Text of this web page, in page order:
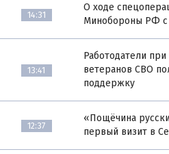
14:31
О ходе
Минобороны РФ с
13:41
Работодатели
ветеранов СВО
поддержку
12:37
«Пощёчина
первый визит в